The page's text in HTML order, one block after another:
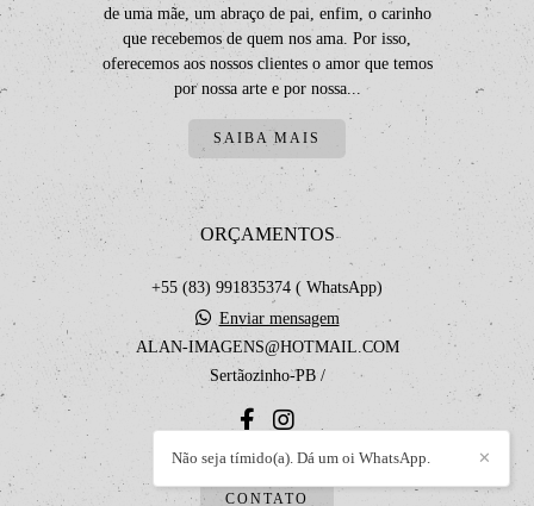
de uma mãe, um abraço de pai, enfim, o carinho
que recebemos de quem nos ama. Por isso,
oferecemos aos nossos clientes o amor que temos
por nossa arte e por nossa...
SAIBA MAIS
ORÇAMENTOS
+55 (83) 991835374 ( WhatsApp)
Enviar mensagem
ALAN-IMAGENS@HOTMAIL.COM
Sertãozinho-PB /
CONTATO
✕
Não seja tímido(a). Dá um oi WhatsApp.